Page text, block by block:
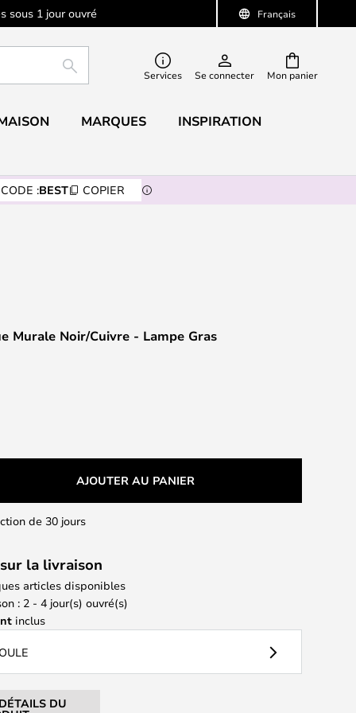
Français
sous 1 jour ouvré
Mon panier
RECHERCHERServices Se connecter
MARQUES INSPIRATION
CODE :BEST COPIER
Murale Noir/Cuivre - Lampe Gras
AJOUTER AU PANIER
de 30 jours
la livraison
articles disponibles
: 2 - 4 jour(s) ouvré(s)
inclus
DU